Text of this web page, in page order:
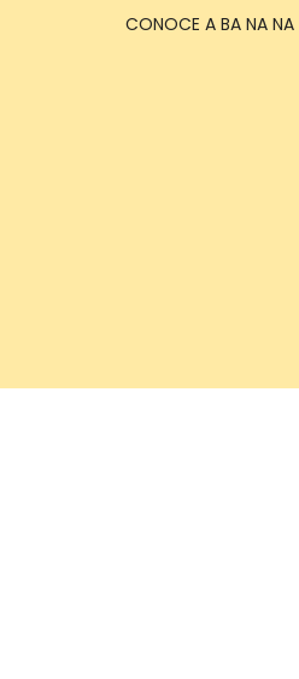
CONOCE A BA NA NA